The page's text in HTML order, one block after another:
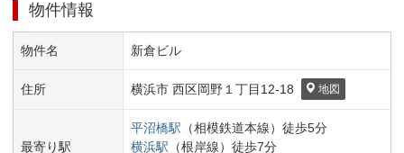
物件情報
物件名 新倉ビル
住所 横浜市 西区岡野１丁目 12-18 地図
最寄り駅
平沼橋駅 （相模鉄道本線） 徒歩5分
横浜駅 （根岸線） 徒歩7分